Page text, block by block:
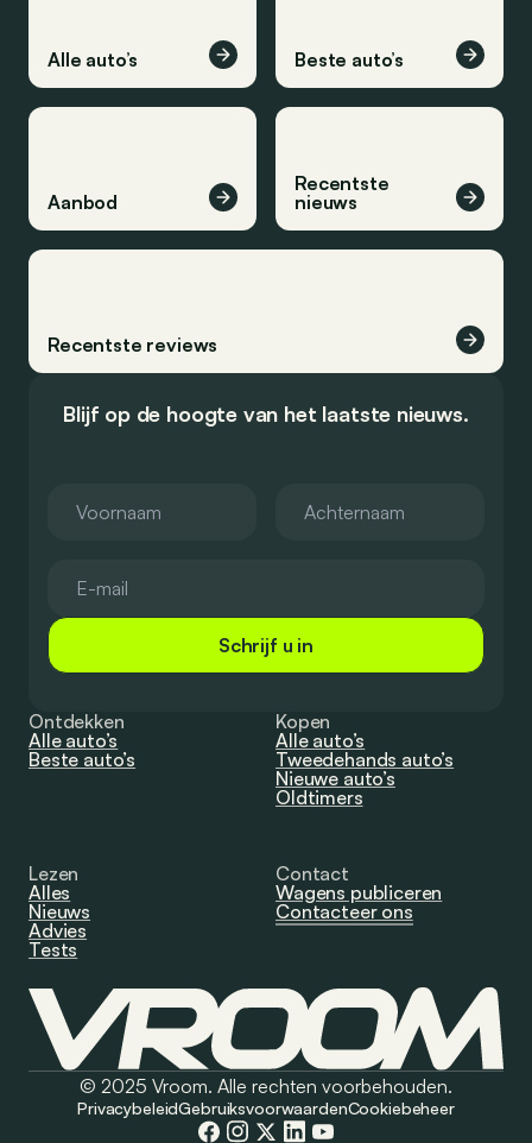
Alle auto’s Beste auto’s
Aanbod
Recentste
nieuws
Recentste reviews
Blijf op de hoogte van het laatste nieuws.
Schrijf u in
Ontdekken
Alle auto’s
Beste auto’s
Kopen
Alle auto’s
Tweedehands auto’s
Nieuwe auto’s
Oldtimers
Lezen
Alles
Nieuws
Advies
Tests
Contact
Wagens publiceren
Contacteer ons
© 2025 Vroom. Alle rechten voorbehouden.
PrivacybeleidGebruiksvoorwaardenCookiebeheer